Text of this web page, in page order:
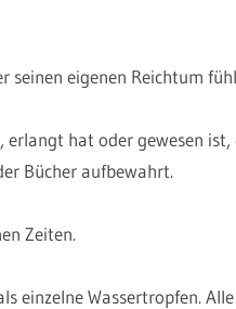
seinen eigenen Reichtum
hat oder gewesen ist,
Bücher aufbewahrt.
Zeiten.
einzelne Wassertropfen.